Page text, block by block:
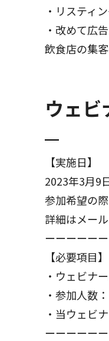
・リスティ
・改めて広
飲食店の集
ウェビ
【実施日】
2023年3月9
参加希望の
詳細はメー
ーーーーー
【必要項目】
・ウェビナ
・参加人数：
・当ウェビ
ーーーーー